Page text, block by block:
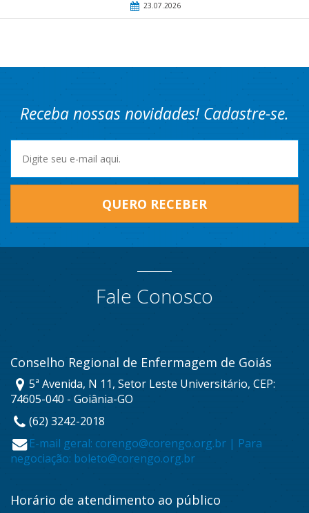
23.07.2026
Receba nossas novidades! Cadastre-se.
QUERO RECEBER
Fale Conosco
Conselho Regional de Enfermagem de Goiás
5ª Avenida, N 11, Setor Leste Universitário, CEP:
74605-040 - Goiânia-GO
(62) 3242-2018
E-mail geral: corengo@corengo.org.br | Para
negociação: boleto@corengo.org.br
Horário de atendimento ao público